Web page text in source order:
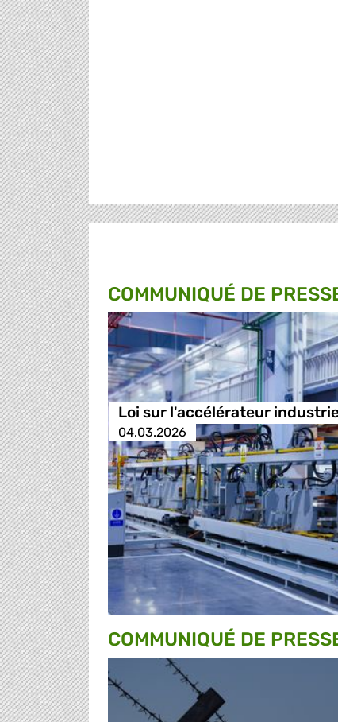
COMMUNIQUÉ DE
Loi sur l'accélérateur
04.03.2026
COMMUNIQUÉ DE